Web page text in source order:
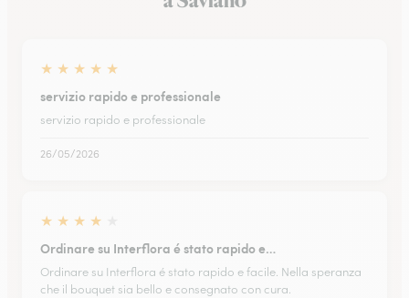
★ ★ ★ ★ ★
servizio rapido e professionale
servizio rapido e professionale
26/05/2026
★ ★ ★ ★
Ordinare su Interflora é stato rapido e…
Ordinare su Interflora é stato rapido e facile. Nella speranza
che il bouquet sia bello e consegnato con cura.